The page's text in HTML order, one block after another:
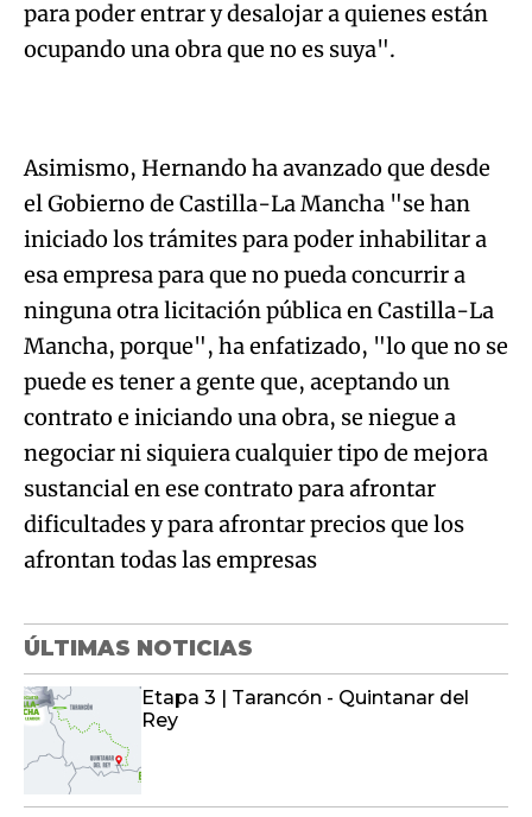
para poder entrar y desalojar a quienes están
ocupando una obra que no es suya".
Asimismo, Hernando ha avanzado que desde
el Gobierno de Castilla-La Mancha "se han
iniciado los trámites para poder inhabilitar a
esa empresa para que no pueda concurrir a
ninguna otra licitación pública en Castilla-La
Mancha, porque", ha enfatizado, "lo que no se
puede es tener a gente que, aceptando un
contrato e iniciando una obra, se niegue a
negociar ni siquiera cualquier tipo de mejora
sustancial en ese contrato para afrontar
dificultades y para afrontar precios que los
afrontan todas las empresas
ÚLTIMAS NOTICIAS
Etapa 3 | Tarancón - Quintanar del
Rey